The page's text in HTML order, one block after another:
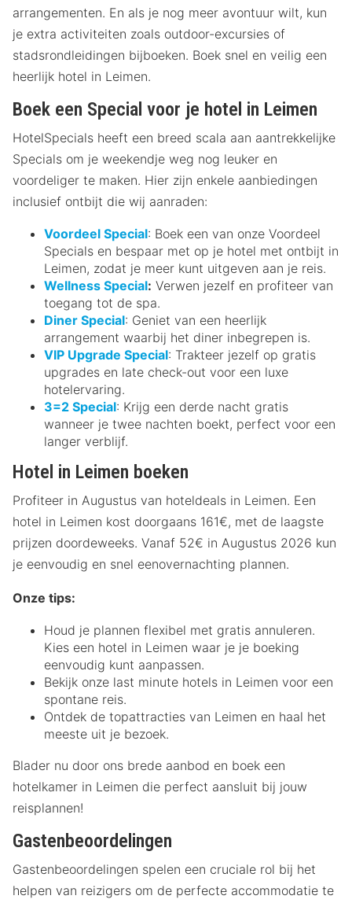
arrangementen. En als je nog meer avontuur wilt, kun
je extra activiteiten zoals outdoor-excursies of
stadsrondleidingen bijboeken. Boek snel en veilig een
heerlijk hotel in Leimen.
Boek een Special voor je hotel in Leimen
HotelSpecials heeft een breed scala aan aantrekkelijke
Specials om je weekendje weg nog leuker en
voordeliger te maken. Hier zijn enkele aanbiedingen
inclusief ontbijt die wij aanraden:
Voordeel Special: Boek een van onze Voordeel
Specials en bespaar met op je hotel met ontbijt in
Leimen, zodat je meer kunt uitgeven aan je reis.
Wellness Special: Verwen jezelf en profiteer van
toegang tot de spa.
Diner Special: Geniet van een heerlijk
arrangement waarbij het diner inbegrepen is.
VIP Upgrade Special: Trakteer jezelf op gratis
upgrades en late check-out voor een luxe
hotelervaring.
3=2 Special: Krijg een derde nacht gratis
wanneer je twee nachten boekt, perfect voor een
langer verblijf.
Hotel in Leimen boeken
Profiteer in Augustus van hoteldeals in Leimen. Een
hotel in Leimen kost doorgaans 161€, met de laagste
prijzen doordeweeks. Vanaf 52€ in Augustus 2026 kun
je eenvoudig en snel eenovernachting plannen.
Onze tips:
Houd je plannen flexibel met gratis annuleren.
Kies een hotel in Leimen waar je je boeking
eenvoudig kunt aanpassen.
Bekijk onze last minute hotels in Leimen voor een
spontane reis.
Ontdek de topattracties van Leimen en haal het
meeste uit je bezoek.
Blader nu door ons brede aanbod en boek een
hotelkamer in Leimen die perfect aansluit bij jouw
reisplannen!
Gastenbeoordelingen
Gastenbeoordelingen spelen een cruciale rol bij het
helpen van reizigers om de perfecte accommodatie te